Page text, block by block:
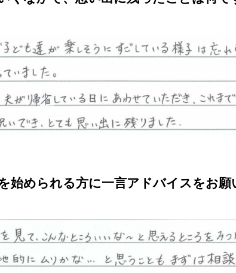
始められる方に一言アドバイスをお願